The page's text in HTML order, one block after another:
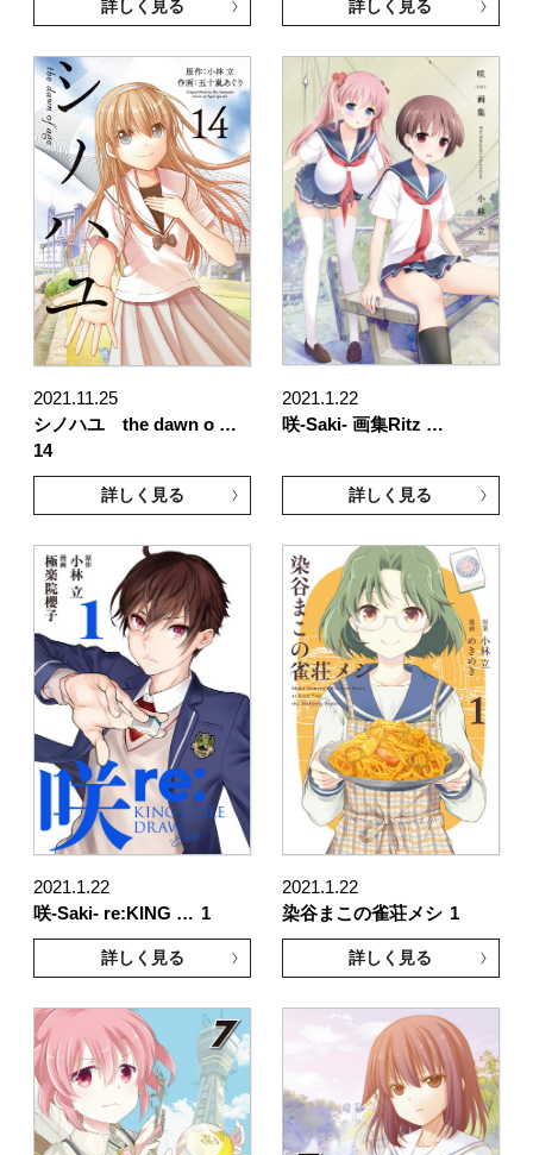
詳しく見る 詳しく見る
2021.11.25
シノハユ the dawn o …
14
詳しく見る
2021.1.22
咲-Saki- 画集Ritz …
詳しく見る
2021.1.22
咲-Saki- re:KING … 1
詳しく見る
2021.1.22
染谷まこの雀荘メシ 1
詳しく見る